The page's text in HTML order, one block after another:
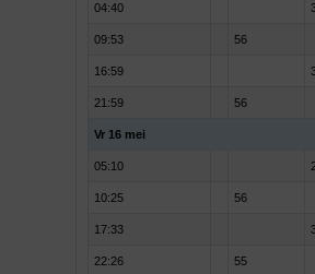
04:40
09:53 56
16:59
21:59 56
Vr 16 mei
05:10
10:25 56
17:33
22:26 55